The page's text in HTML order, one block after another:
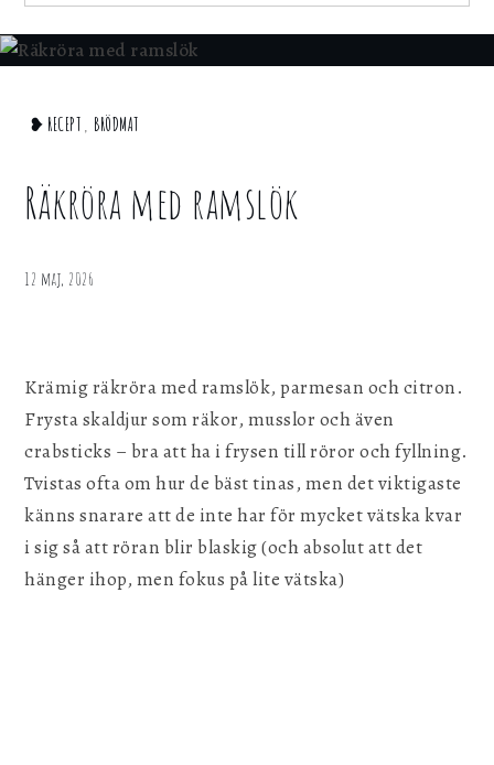
Home
Recept
Räkröra
ramslök
❥ RECEPT , BRÖDMAT
Räkröra med ramslök
12 maj, 2026
Krämig räkröra med ramslök, parmesan och citron.
Frysta skaldjur som räkor, musslor och även
crabsticks – bra att ha i frysen till röror och fyllning.
Tvistas ofta om hur de bäst tinas, men det viktigaste
känns snarare att de inte har för mycket vätska kvar
i sig så att röran blir blaskig (och absolut att det
hänger ihop, men fokus på lite vätska)
för att webbplatsen ska fungera.
Statistik
information och funktionalitet vill vi samla in
personligen med hjälp av dessa uppgifter.
Genom att dela ditt surfbeteende på vår
Spara inställningar